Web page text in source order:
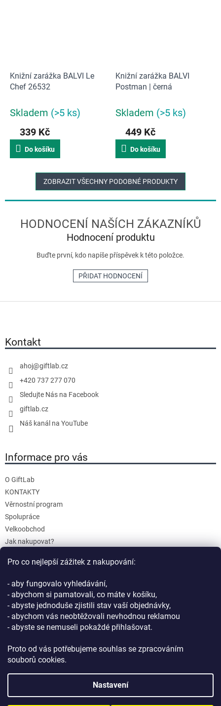
Pro co nejlepší zážitek z nakupování:
- aby fungovalo vyhledávání,
- abychom si pamatovali, co máte v košíku,
- abyste jednoduše zjistili stav vaší objednávky,
- abychom vás neobtěžovali nevhodnou reklamou
- abyste se nemuseli pokaždé přihlašovat.
Proto od vás potřebujeme souhlas se zpracováním
souborů cookies.
Nastavení
Knižní zarážka BALVI Le
Chef 26532
Skladem (>5 ks)
339 Kč
Do košíku
Knižní zarážka BALVI
Postman | černá
Skladem (>5 ks)
449 Kč
Do košíku
ZOBRAZIT VŠECHNY PODOBNÉ PRODUKTY
Hodnocení produktu
Buďte první, kdo napíše příspěvek k této položce.
PŘIDAT HODNOCENÍ
Kontakt
ahoj@giftlab.cz
+420 737 277 070
Sledujte Nás na Facebook
giftlab.cz
Náš kanál na YouTube
Informace pro vás
O GiftLab
KONTAKTY
Věrnostní program
Spolupráce
Velkoobchod
Jak nakupovat?
Reklamace a Vrácení
Podmínky ochrany osobních údajů